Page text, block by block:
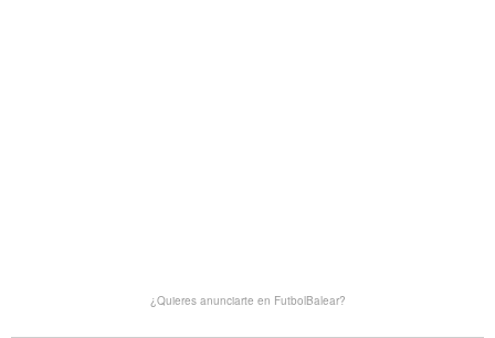
¿Quieres anunciarte en FutbolBalear?